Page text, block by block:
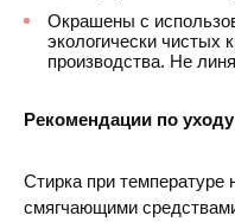
Окрашены с
экологически чистых
производства. Не
Рекомендации по уходу
Стирка при
смягчающими